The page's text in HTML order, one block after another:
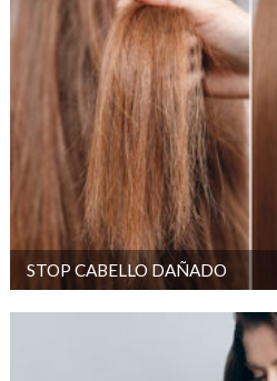
STOP CABELLO DAÑADO